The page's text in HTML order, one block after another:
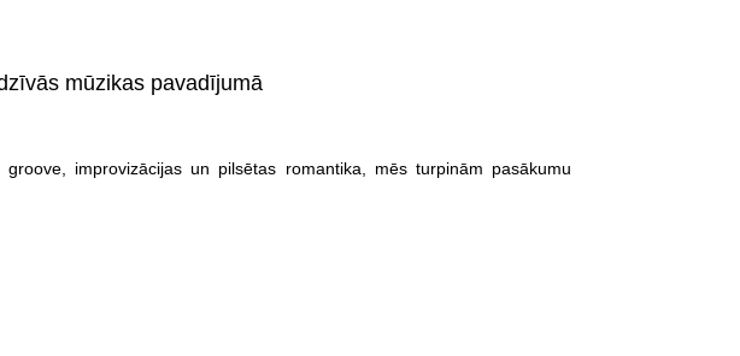
mūzikas pavadījumā
improvizācijas un pilsētas romantika, mēs turpinām pasākumu